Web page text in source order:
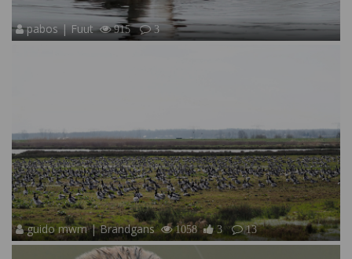
pabos | Fuut 915 3
guido mwm | Brandgans 1058 3 13